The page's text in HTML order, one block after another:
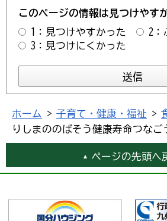
このページの情報は見つけやす
1：見つけやすかった
2：
3：見つけにくかった
ホーム > 子育て・健康・福祉 >
りしまののばそう健康寿命つなご
ページの先頭へ